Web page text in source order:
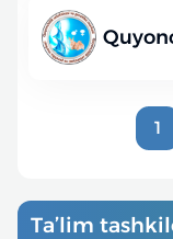
1
Ta’lim